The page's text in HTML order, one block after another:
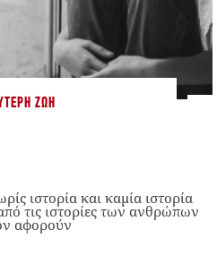
ΖΩΉ
ιστορία και καμία ιστορία
τις ιστορίες των ανθρώπων
αφορούν